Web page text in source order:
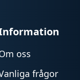
oss
frågor